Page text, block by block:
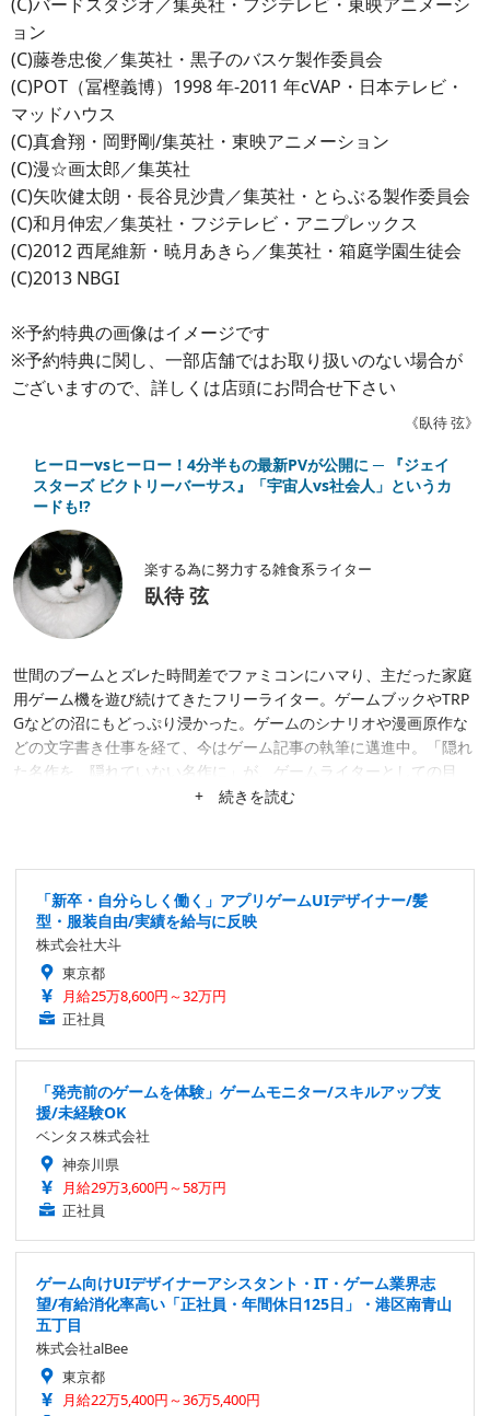
ョン
(C)藤巻忠俊／集英社・黒子のバスケ製作委員会
(C)POT（冨樫義博）1998 年-2011 年cVAP・日本テレビ・
マッドハウス
(C)真倉翔・岡野剛/集英社・東映アニメーション
(C)漫☆画太郎／集英社
(C)矢吹健太朗・長谷見沙貴／集英社・とらぶる製作委員会
(C)和月伸宏／集英社・フジテレビ・アニプレックス
(C)2012 西尾維新・暁月あきら／集英社・箱庭学園生徒会
(C)2013 NBGI
※予約特典の画像はイメージです
※予約特典に関し、一部店舗ではお取り扱いのない場合が
ございますので、詳しくは店頭にお問合せ下さい
《臥待 弦》
ヒーローvsヒーロー！4分半もの最新PVが公開に ─ 『ジェイ
スターズ ビクトリーバーサス』「宇宙人vs社会人」というカ
ードも!?
楽する為に努力する雑食系ライター
臥待 弦
世間のブームとズレた時間差でファミコンにハマり、主だった家庭
用ゲーム機を遊び続けてきたフリーライター。ゲームブックやTRP
Gなどの沼にもどっぷり浸かった。ゲームのシナリオや漫画原作な
どの文字書き仕事を経て、今はゲーム記事の執筆に邁進中。「隠れ
た名作を、隠れていない名作に」が、ゲームライターとしての目
標。隙あらば、あまり知られていない作品にスポットを当てたが
+ 続きを読む
「新卒・自分らしく働く」アプリゲームUIデザイナー/髪
型・服装自由/実績を給与に反映
株式会社大斗
東京都
月給25万8,600円～32万円
正社員
「発売前のゲームを体験」ゲームモニター/スキルアップ支
援/未経験OK
ベンタス株式会社
神奈川県
月給29万3,600円～58万円
正社員
ゲーム向けUIデザイナーアシスタント・IT・ゲーム業界志
望/有給消化率高い「正社員・年間休日125日」・港区南青山
五丁目
株式会社alBee
東京都
月給22万5,400円～36万5,400円